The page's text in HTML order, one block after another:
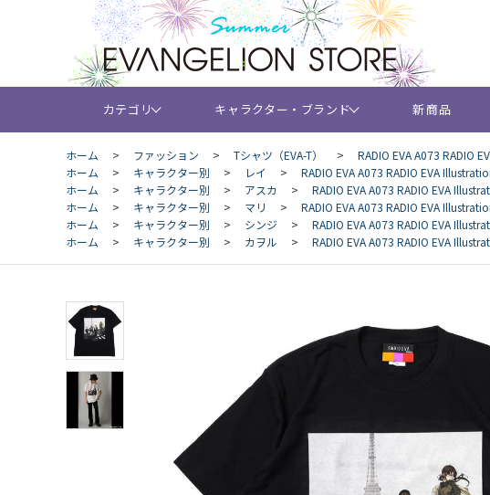
カテゴリ キャラクター・ブランド 新商品
ホーム > ファッション > Tシャツ（EVA-T） >
RADIO EVA A073 RADIO
ホーム
> キャラクター別 > レイ >
RADIO EVA A073 RADIO EVA
ホーム
> キャラクター別 > アスカ >
RADIO EVA A073 RADIO EVA
ホーム
> キャラクター別 > マリ >
RADIO EVA A073 RADIO EVA
ホーム
> キャラクター別 > シンジ >
RADIO EVA A073 RADIO EVA
ホーム
> キャラクター別 > カヲル > RADIO EVA A073 RADIO EVA